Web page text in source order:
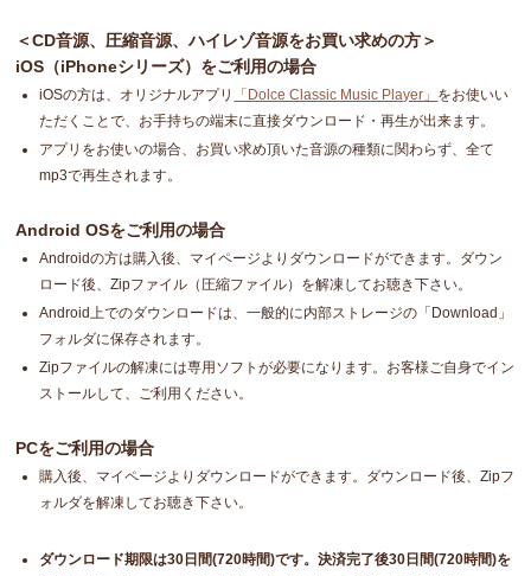
＜CD音源、圧縮音源、ハイレゾ音源をお買い求めの方＞
iOS（iPhoneシリーズ）をご利用の場合
iOSの方は、オリジナルアプリ 「Dolce Classic Music Player」 をお使いい
ただくことで、お手持ちの端末に直接ダウンロード・再生が出来ます。
アプリをお使いの場合、お買い求め頂いた音源の種類に関わらず、全て
mp3で再生されます。
Android OSをご利用の場合
Androidの方は購入後、マイページよりダウンロードができます。ダウン
ロード後、Zipファイル（圧縮ファイル）を解凍してお聴き下さい。
Android上でのダウンロードは、一般的に内部ストレージの「Download」
フォルダに保存されます。
Zipファイルの解凍には専用ソフトが必要になります。お客様ご自身でイン
ストールして、ご利用ください。
PCをご利用の場合
購入後、マイページよりダウンロードができます。ダウンロード後、Zipフ
ォルダを解凍してお聴き下さい。
ダウンロード期限は30日間(720時間)です。決済完了後30日間(720時間)を